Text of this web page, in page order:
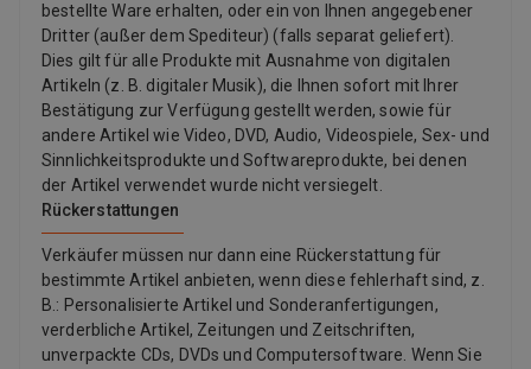
bestellte Ware erhalten, oder ein von Ihnen angegebener
Dritter (außer dem Spediteur) (falls separat geliefert).
Dies gilt für alle Produkte mit Ausnahme von digitalen
Artikeln (z. B. digitaler Musik), die Ihnen sofort mit Ihrer
Bestätigung zur Verfügung gestellt werden, sowie für
andere Artikel wie Video, DVD, Audio, Videospiele, Sex- und
Sinnlichkeitsprodukte und Softwareprodukte, bei denen
der Artikel verwendet wurde nicht versiegelt.
Rückerstattungen
Verkäufer müssen nur dann eine Rückerstattung für
bestimmte Artikel anbieten, wenn diese fehlerhaft sind, z.
B.: Personalisierte Artikel und Sonderanfertigungen,
verderbliche Artikel, Zeitungen und Zeitschriften,
unverpackte CDs, DVDs und Computersoftware. Wenn Sie